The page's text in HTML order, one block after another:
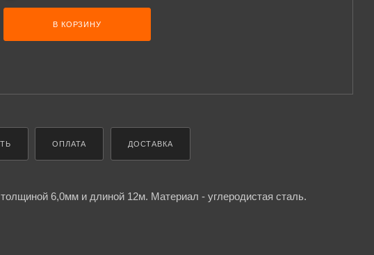
В КОРЗИНУ
ОПЛАТА ДОСТАВКА
6,0мм и длиной 12м. Материал - углеродистая сталь.